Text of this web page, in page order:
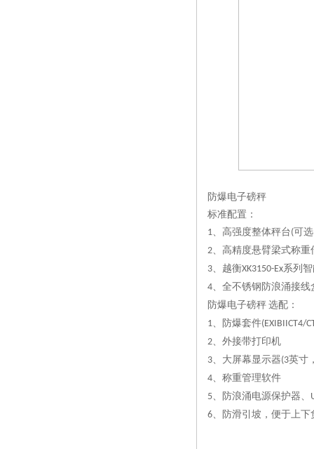
防爆电子磅秤
标准配置：
1、高强度整体秤台(可选
2、高精度悬臂梁式称重
3、越衡XK3150-Ex系列
4、全不锈钢防浪涌接线
防爆电子磅秤 选配：
1、防爆套件(EXIBIICT4/
2、外接带打印机
3、大屏幕显示器(3英寸
4、称重管理软件
5、防浪涌电源保护器、
6、防滑引坡，便于上